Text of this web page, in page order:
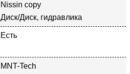
Nissin copy
Диск/Диск, гидравлика
Есть
MNT-Tech